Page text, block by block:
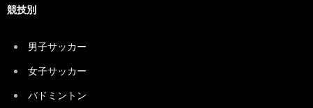
競技別
男子サッカー
女子サッカー
バドミントン